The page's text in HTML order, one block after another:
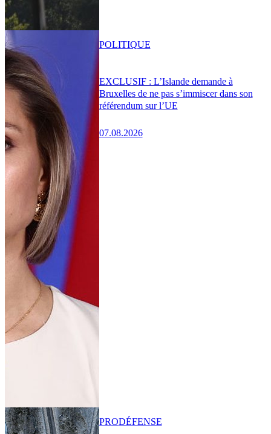
EXCLUSIF : L’Islande demande à
Bruxelles de ne pas s’immiscer dans son
référendum sur l’UE
07.08.2026
POLITIQUE
PRODÉFENSE